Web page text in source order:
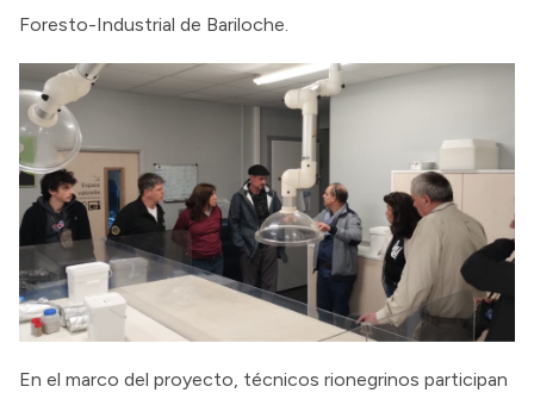
Foresto-Industrial de Bariloche.
En el marco del proyecto, técnicos rionegrinos participan